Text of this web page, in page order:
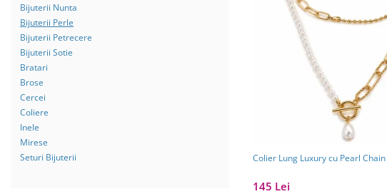
Reduceri
Cele mai noi
Cele mai vandute
Cele mai votate
Cu video
Pret
0 Lei - 100 Lei
Bijuterii Nunta
Bijuterii Perle
Bijuterii Petrecere
Bijuterii Sotie
Bratari
Brose
Cercei
Coliere
Inele
Mirese
Seturi Bijuterii
Colier Lung Luxury cu Pearl
145 Lei